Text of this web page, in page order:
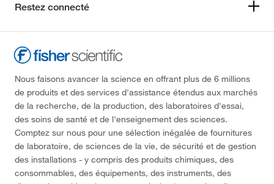
Restez connecté
Nous faisons avancer la science en offrant plus de 6 millions
de produits et des services d'assistance étendus aux marchés
de la recherche, de la production, des laboratoires d'essai,
des soins de santé et de l'enseignement des sciences.
Comptez sur nous pour une sélection inégalée de fournitures
de laboratoire, de sciences de la vie, de sécurité et de gestion
des installations - y compris des produits chimiques, des
consommables, des équipements, des instruments, des